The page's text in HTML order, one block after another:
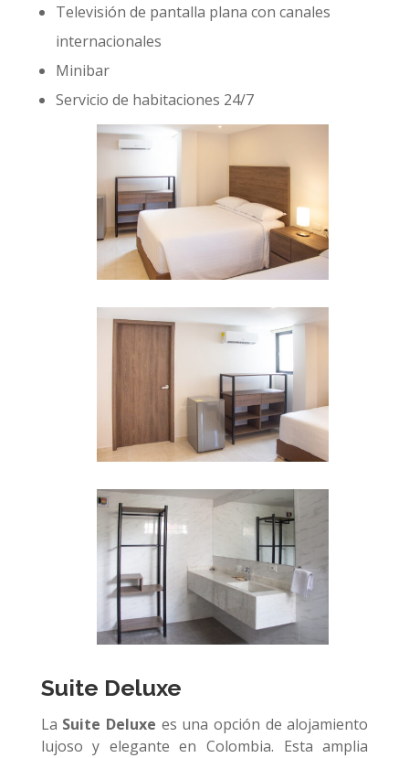
Televisión de pantalla plana con canales
internacionales
Minibar
Servicio de habitaciones 24/7
Suite Deluxe
La Suite Deluxe es una opción de alojamiento
lujoso y elegante en Colombia. Esta amplia